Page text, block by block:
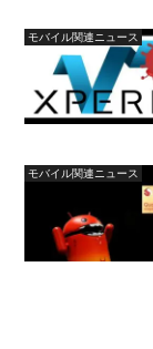
モバイル関連ニュース
モバイル関連ニュース